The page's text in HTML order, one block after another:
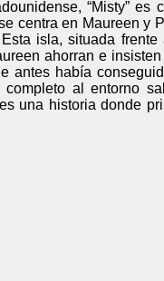
“Misty”
centra en Maureen y
isla, situada
ahorran e
antes había
al entorno
una historia donde